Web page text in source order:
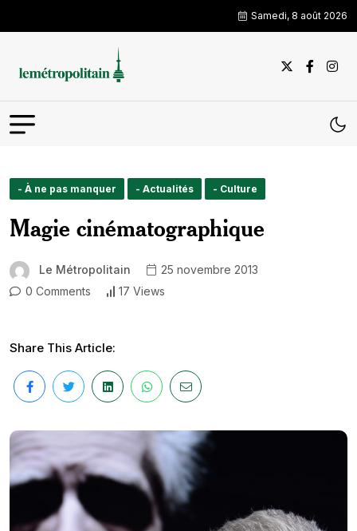
Samedi, 8 août 2026
- À ne pas manquer - Actualités - Culture
Magie cinématographique
Le Métropolitain
25 novembre 2013
0 Comments
17 Views
Share This Article: